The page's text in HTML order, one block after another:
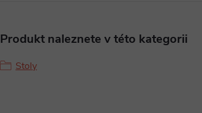
Produkt naleznete v této kategorii
Stoly